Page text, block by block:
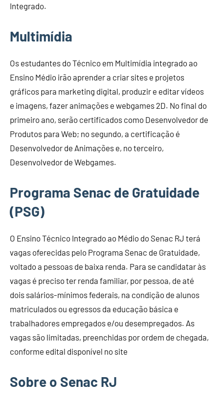
Integrado.
Multimídia
Os estudantes do Técnico em Multimídia integrado ao
Ensino Médio irão aprender a criar sites e projetos
gráficos para marketing digital, produzir e editar vídeos
e imagens, fazer animações e webgames 2D. No final do
primeiro ano, serão certificados como Desenvolvedor de
Produtos para Web; no segundo, a certificação é
Desenvolvedor de Animações e, no terceiro,
Desenvolvedor de Webgames.
Programa Senac de Gratuidade
(PSG)
O Ensino Técnico Integrado ao Médio do Senac RJ terá
vagas oferecidas pelo Programa Senac de Gratuidade,
voltado a pessoas de baixa renda. Para se candidatar às
vagas é preciso ter renda familiar, por pessoa, de até
dois salários-mínimos federais, na condição de alunos
matriculados ou egressos da educação básica e
trabalhadores empregados e/ou desempregados. As
vagas são limitadas, preenchidas por ordem de chegada,
conforme edital disponível no site
Sobre o Senac RJ